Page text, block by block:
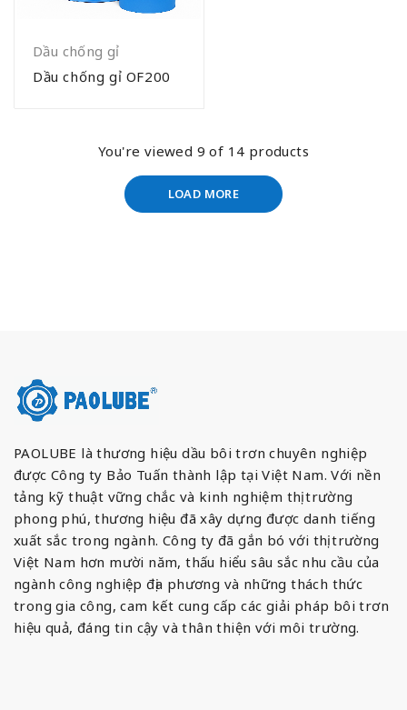
Dầu chống gỉ
Dầu chống gỉ OF200
You're viewed 9 of 14 products
LOAD MORE
PAOLUBE là thương hiệu dầu bôi trơn chuyên nghiệp
được Công ty Bảo Tuấn thành lập tại Việt Nam. Với nền
tảng kỹ thuật vững chắc và kinh nghiệm thị trường
phong phú, thương hiệu đã xây dựng được danh tiếng
xuất sắc trong ngành. Công ty đã gắn bó với thị trường
Việt Nam hơn mười năm, thấu hiểu sâu sắc nhu cầu của
ngành công nghiệp địa phương và những thách thức
trong gia công, cam kết cung cấp các giải pháp bôi trơn
hiệu quả, đáng tin cậy và thân thiện với môi trường.